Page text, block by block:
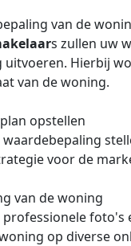
van de
s zullen uw
uitvoeren. Hierbij
van de woning.
opstellen
waardebepaling
voor de
van de woning
foto's
op diverse